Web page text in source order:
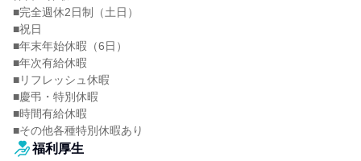
■完全週休2日制（土日）
■祝日
■年末年始休暇（6日）
■年次有給休暇
■リフレッシュ休暇
■慶弔・特別休暇
■時間有給休暇
■その他各種特別休暇あり
福利厚生